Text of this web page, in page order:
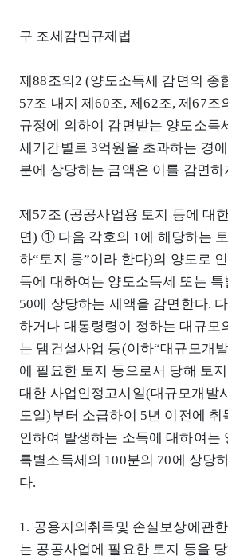
구 조세감면규제법
제88조의2 (양도소득세 감면의 종
57조 내지 제60조, 제62조, 제67조
규정에 의하여 감면받는 양도소득
세기간별로 3억원을 초과하는 경
분에 상당하는 금액은 이를 감면하
제57조 (공공사업용 토지 등에 대
면) ① 다음 각호의 1에 해당하는
하“토지 등”이라 한다)의 양도로
득에 대하여는 양도소득세 또는 특
50에 상당하는 세액을 감면한다.
하거나 대통령령이 정하는 대규모
는 댐건설사업 등(이하“대규모개
에 필요한 토지 등으로서 당해 토
대한 사업인정고시일(대규모개발
도일)부터 소급하여 5년 이전에 취
인하여 발생하는 소득에 대하여는
특별소득세의 100분의 70에 상당
다.
1. 공용지의취득및 손실보상에관
는 공공사업에 필요한 토지 등을